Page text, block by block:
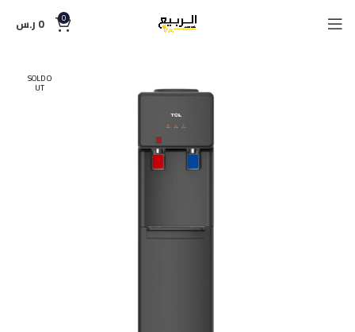
0
0 ر.س
SOLD O
UT